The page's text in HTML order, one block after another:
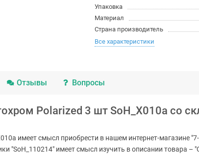
Упаковка
Материал
Страна производитель
Все характеристики
Отзывы Вопросы
Polarized 3 шт SoH_X010a со
имеет смысл приобрести в нашем интернет-магазине
"SoH_110214" имеет смысл изучить в описании товара